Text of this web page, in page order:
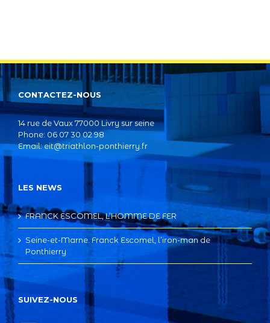
CONTACTEZ-NOUS
14 rue de Vaux 77000 Livry sur seine
Phone: 06 07 30 02 98
Email:eit@triathlon-ponthierry.fr
LES NEWS
FRANCK ESCOMEL, L’HOMME DE FER
Seine-et-Marne. Franck Escomel, l’iron-man de
Ponthierry
SUIVEZ-NOUS